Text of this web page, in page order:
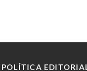
POLÍTICA EDITORIAL